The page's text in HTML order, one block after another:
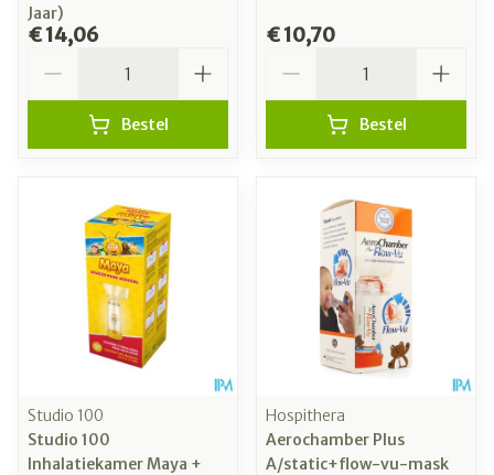
Jaar)
€ 14,06
Bestel
€ 10,70
Bestel
Studio 100
Studio 100
Inhalatiekamer Maya +
Hospithera
Aerochamber Plus
A/static+flow-vu-mask